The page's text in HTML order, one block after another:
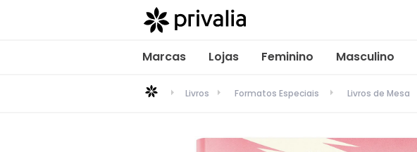
Marcas Lojas Feminino Masculino
Livros Formatos Especiais Livros de Mesa